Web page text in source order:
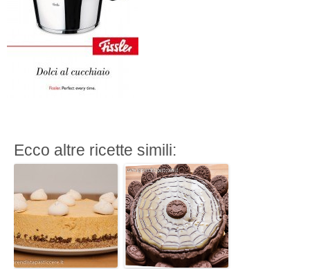
Ecco altre ricette simili: